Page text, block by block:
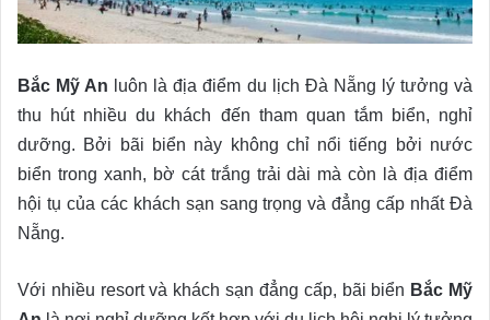
Bắc Mỹ An luôn là địa điểm du lịch Đà Nẵng lý tưởng và
thu hút nhiều du khách đến tham quan tắm biển, nghỉ
dưỡng. Bởi bãi biển này không chỉ nổi tiếng bởi nước
biển trong xanh, bờ cát trắng trải dài mà còn là địa điểm
hội tụ của các khách sạn sang trọng và đẳng cấp nhất Đà
Nẵng.
Với nhiều resort và khách sạn đẳng cấp, bãi biển Bắc Mỹ